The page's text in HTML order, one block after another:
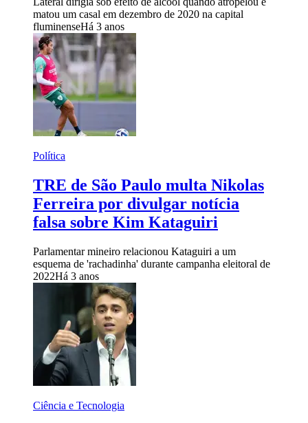
matou um casal em dezembro de 2020 na capital
fluminenseHá 3 anos
Política
TRE de São Paulo multa Nikolas
Ferreira por divulgar notícia
falsa sobre Kim Kataguiri
Parlamentar mineiro relacionou Kataguiri a um
esquema de 'rachadinha' durante campanha eleitoral de
2022Há 3 anos
Ciência e Tecnologia